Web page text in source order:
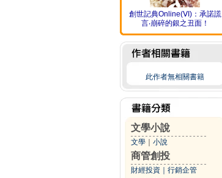
創世記典Online(ⅤI)：承諾謊
言‧崩碎的銀之丑面！
此作者無相關書籍
文學小說
文學 小說
商管創投
財經投資 行銷企管